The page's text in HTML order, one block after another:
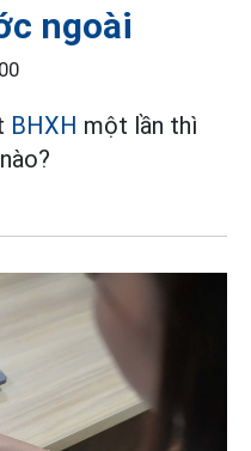
ngoài
BHXH một lần thì